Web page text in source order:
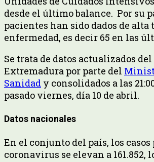
desde el último balance. Por su
pacientes han sido dados de alta
enfermedad, es decir 65 en las
Se trata de datos actualizados del
Extremadura por parte del
Sanidad y consolidados a las
pasado viernes, día 10 de abril.
Datos nacionales
En el conjunto del país, los casos
coronavirus se elevan a 161.852,